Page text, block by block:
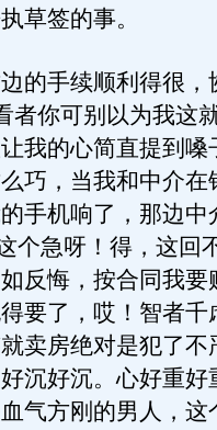
草签的事。
手续顺利得很，
者你可别以为我这
我的心简直提到嗓
巧，当我和中介在
手机响了，那边中
个急呀！得，这回
反悔，按合同我要
要了，哎！智者千
卖房绝对是犯了不
沉好沉。心好重好
气方刚的男人，这